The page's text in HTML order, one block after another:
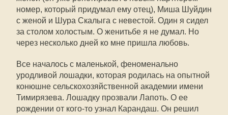
номер, который придумал ему отец), Миша Шуйдин
с женой и Шура Скалыга с невестой. Один я сидел
за столом холостым. О женитьбе я не думал. Но
через несколько дней ко мне пришла любовь.
Все началось с маленькой, феноменально
уродливой лошадки, которая родилась на опытной
конюшне сельскохозяйственной академии имени
Тимирязева. Лошадку прозвали Лапоть. О ее
рождении от кого-то узнал Карандаш. Он решил